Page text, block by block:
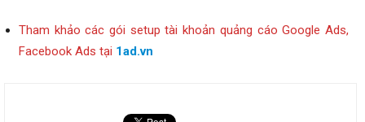
Tham khảo các gói setup tài khoản quảng cáo Google Ads,
Facebook Ads tại 1ad.vn